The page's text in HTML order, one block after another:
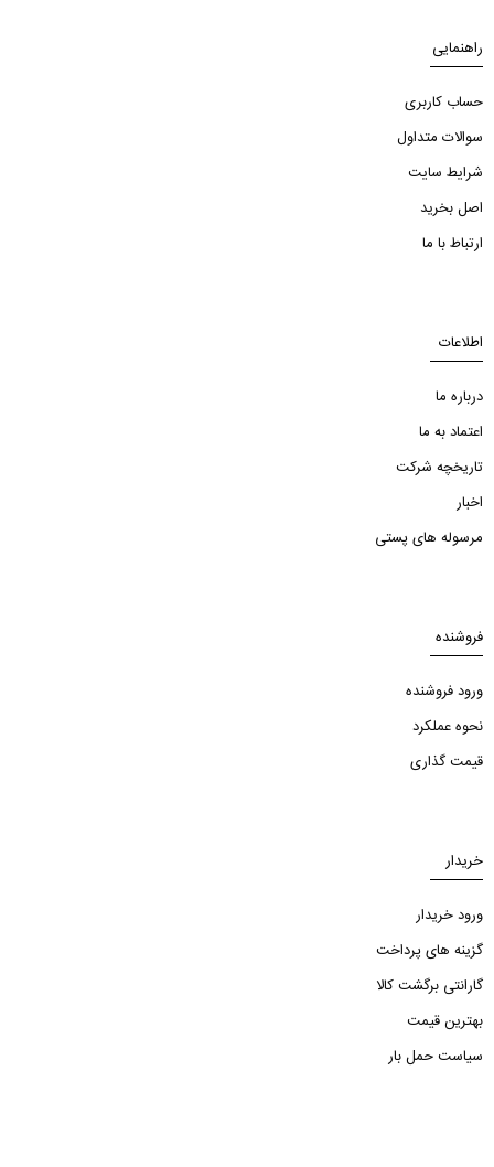
راهنمایی
حساب کاربری
سوالات متداول
شرایط سایت
اصل بخرید
ارتباط با ما
اطلاعات
درباره ما
اعتماد به ما
تاریخچه شرکت
اخبار
مرسوله های پستی
فروشنده
ورود فروشنده
نحوه عملکرد
قیمت گذاری
خریدار
ورود خریدار
گزینه های پرداخت
گارانتی برگشت کالا
بهترین قیمت
سیاست حمل بار